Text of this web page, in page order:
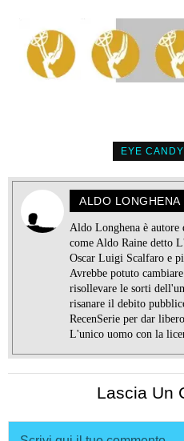
EYE CANDY
ALDO LONGHENA
Aldo Longhena è autore
come Aldo Raine detto
Oscar Luigi Scalfaro e
Avrebbe potuto
risollevare le sorti
risanare il debito
RecenSerie per dar
L'unico uomo con la
Lascia Un